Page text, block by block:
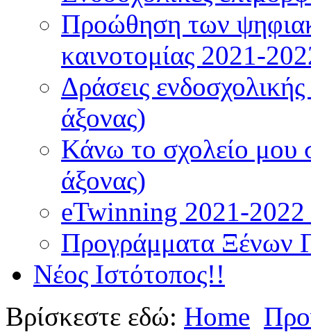
Προώθηση των
καινοτομίας 2021-
Δράσεις
άξονας)
Κάνω το σχολείο μου
άξονας)
eTwinning 2021-
Προγράμματα Ξένων
Νέος Ιστότοπος!!
Βρίσκεστε εδώ: Home